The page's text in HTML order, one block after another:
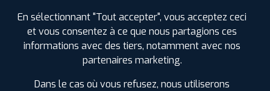
LES GARAGES PROFIL PLUS
En sélectionnant "Tout accepter", vous acceptez ceci
et vous consentez à ce que nous partagions ces
informations avec des tiers, notamment avec nos
partenaires marketing.
Dans le cas où vous refusez, nous utiliserons